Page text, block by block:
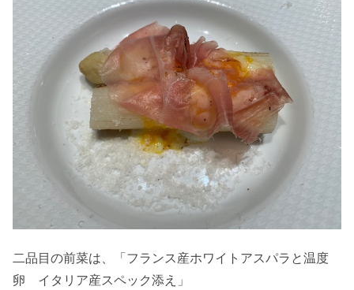
二品目の前菜は、「フランス産ホワイトアスパラと温度
卵 イタリア産スペック添え」